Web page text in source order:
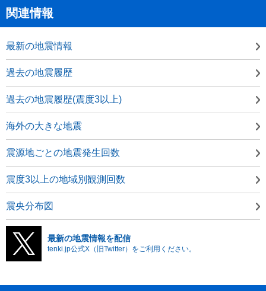
関連情報
最新の地震情報
過去の地震履歴
過去の地震履歴(震度3以上)
海外の大きな地震
震源地ごとの地震発生回数
震度3以上の地域別観測回数
震央分布図
最新の地震情報を配信
tenki.jp公式X（旧Twitter）をご利用ください。